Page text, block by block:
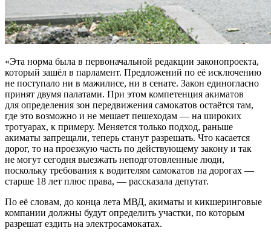
«Эта норма была в первоначальной редакции законопроекта,
который зашёл в парламент. Предложений по её исключению
не поступало ни в мажилисе, ни в сенате. Закон единогласно
принят двумя палатами. При этом компетенция акиматов
для определения зон передвижения самокатов остаётся там,
где это возможно и не мешает пешеходам — на широких
тротуарах, к примеру. Меняется только подход, раньше
акиматы запрещали, теперь станут разрешать. Что касается
дорог, то на проезжую часть по действующему закону и так
не могут сегодня выезжать неподготовленные люди,
поскольку требования к водителям самокатов на дорогах —
старше 18 лет плюс права, — рассказала депутат.
По её словам, до конца лета МВД, акиматы и кикшеринговые
компании должны будут определить участки, по которым
разрешат ездить на электросамокатах.